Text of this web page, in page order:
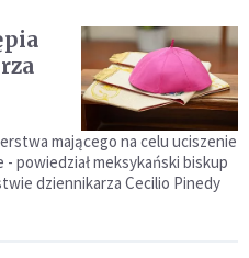
mającego na celu uciszenie
powiedział meksykański biskup
dziennikarza Cecilio Pinedy